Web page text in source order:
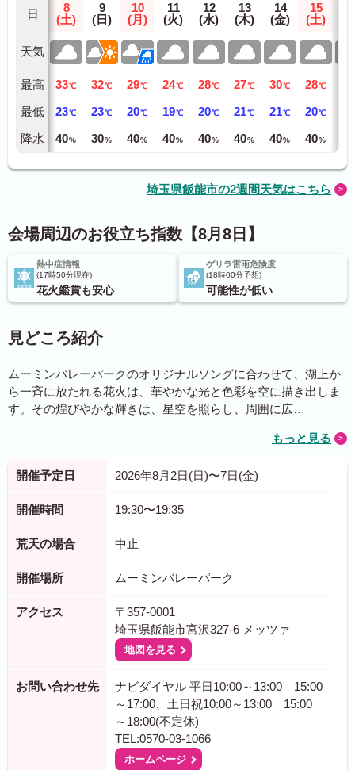
日
天気
最高
最低
降水
8
(土)
33℃
23℃
40%
9
(日)
32℃
23℃
30%
10
(月)
29℃
20℃
40%
11
(火)
24℃
19℃
40%
12
(水)
28℃
20℃
40%
13
(木)
27℃
21℃
40%
14
(金)
30℃
21℃
40%
15
(土)
28℃
20℃
40%
埼玉県飯能市の2週間天気はこちら
会場周辺のお役立ち指数【8月8日】
熱中症情報
17時50分現在
花火鑑賞も安心
ゲリラ雷雨危険度
18時00分予想
可能性が低い
見どころ紹介
ムーミンバレーパークのオリジナルソングに合わせて、湖上か
ら一斉に放たれる花火は、華やかな光と色彩を空に描き出しま
す。その煌びやかな輝きは、星空を照らし、周囲に広…
もっと見る
開催予定日 2026年8月2日(日)〜7日(金)
開催時間 19:30〜19:35
荒天の場合 中止
開催場所 ムーミンバレーパーク
アクセス
〒357-0001
埼玉県飯能市宮沢327-6 メッツァ
地図を見る
お問い合わせ先
ナビダイヤル 平日10:00～13:00 15:00
～17:00、土日祝10:00～13:00 15:00
～18:00(不定休)
TEL:0570-03-1066
ホームページ